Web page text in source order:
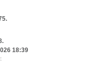
18:39